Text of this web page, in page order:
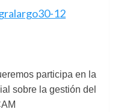
participa en la
sobre la gestión del